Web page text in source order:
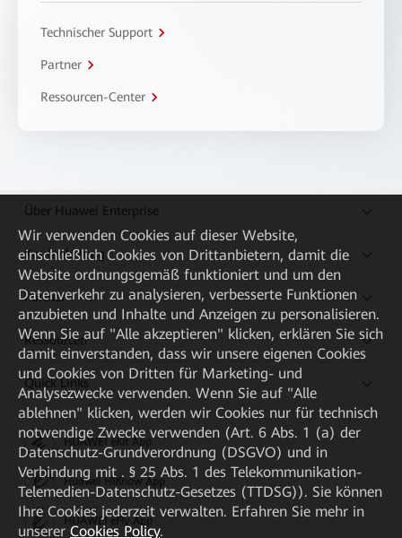
Technischer Support
Partner
Ressourcen-Center
Über Huawei Enterprise
Kaufanleitung
Partner
Ressourcen
Quick Links
HUAWEI eKit App
Huawei HiKnow App
HUAWEI eFly App
Wir verwenden Cookies auf dieser Website,
einschließlich Cookies von Drittanbietern, damit die
Website ordnungsgemäß funktioniert und um den
Datenverkehr zu analysieren, verbesserte Funktionen
anzubieten und Inhalte und Anzeigen zu personalisieren.
Wenn Sie auf "Alle akzeptieren" klicken, erklären Sie sich
damit einverstanden, dass wir unsere eigenen Cookies
und Cookies von Dritten für Marketing- und
Analysezwecke verwenden. Wenn Sie auf "Alle
ablehnen" klicken, werden wir Cookies nur für technisch
notwendige Zwecke verwenden (Art. 6 Abs. 1 (a) der
Datenschutz-Grundverordnung (DSGVO) und in
Verbindung mit . § 25 Abs. 1 des Telekommunikation-
Telemedien-Datenschutz-Gesetzes (TTDSG)). Sie können
Ihre Cookies jederzeit verwalten. Erfahren Sie mehr in
unserer Cookies Policy.